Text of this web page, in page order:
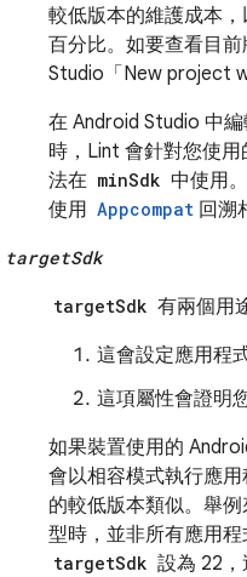
較低版本的維護成本
百分比。如要查看目
Studio「New project
在 Android Studio 中
時，Lint 會針對您使用
法在 minSdk 中使用
使用 Appcompat 回溯
targetSdk
targetSdk 有兩個用
這會設定應用程
這項屬性會證明
如果裝置使用的
會以相容模式執行應
的較低版本類似。舉
型時，並非所有應用
targetSdk 設為 22